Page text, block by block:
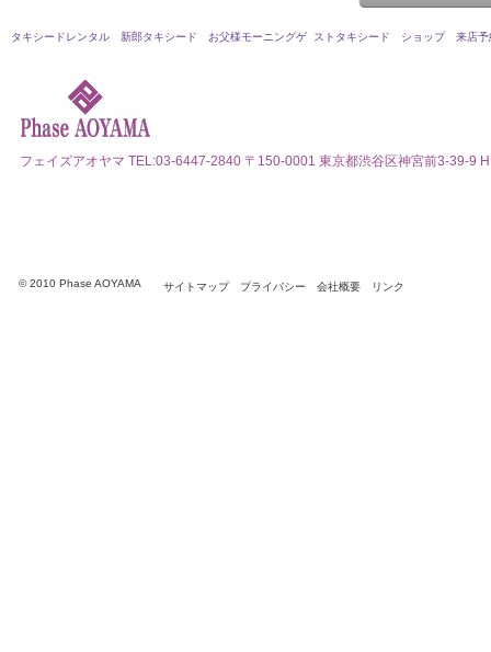
タキシードレンタル 新郎タキシード お父様モーニングゲ ストタキシード ショップ 来店予
フェイズアオヤマ TEL:03-6447-2840 〒150-0001 東京都渋谷区神宮前3-39-9
© 2010 Phase AOYAMA サイトマップ プライバシー 会社概要 リンク